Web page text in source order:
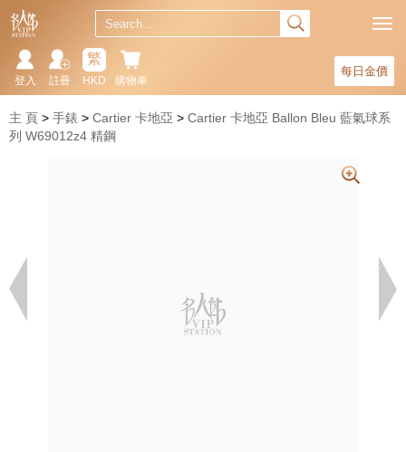
每日金價
購物車
繁
HKD
註冊
登入
主 頁 手錶 Cartier 卡地亞
Cartier 卡地亞 Ballon Bleu 藍氣球系
列 W69012z4 精鋼